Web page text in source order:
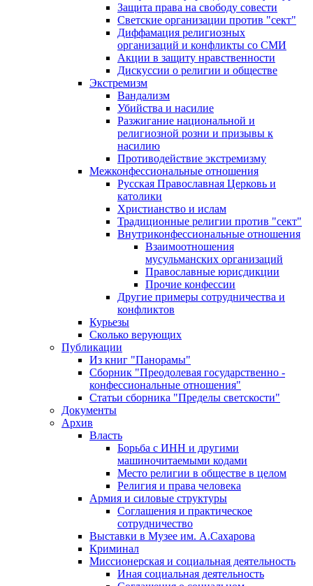
Защита права на свободу совести
Светские организации против "сект"
Диффамация религиозных
организаций и конфликты со СМИ
Акции в защиту нравственности
Дискуссии о религии и обществе
Экстремизм
Вандализм
Убийства и насилие
Разжигание национальной и
религиозной розни и призывы к
насилию
Противодействие экстремизму
Межконфессиональные отношения
Русская Православная Церковь и
католики
Христианство и ислам
Традиционные религии против "сект"
Внутриконфессиональные отношения
Взаимоотношения
мусульманских организаций
Православные юрисдикции
Прочие конфессии
Другие примеры сотрудничества и
конфликтов
Курьезы
Сколько верующих
Публикации
Из книг "Панорамы"
Сборник "Преодолевая государственно -
конфессиональные отношения"
Статьи сборника "Пределы светскости"
Документы
Архив
Власть
Борьба с ИНН и другими
машиночитаемыми кодами
Место религии в обществе в целом
Религия и права человека
Армия и силовые структуры
Соглашения и практическое
сотрудничество
Выставки в Музее им. А.Сахарова
Криминал
Миссионерская и социальная деятельность
Иная социальная деятельность